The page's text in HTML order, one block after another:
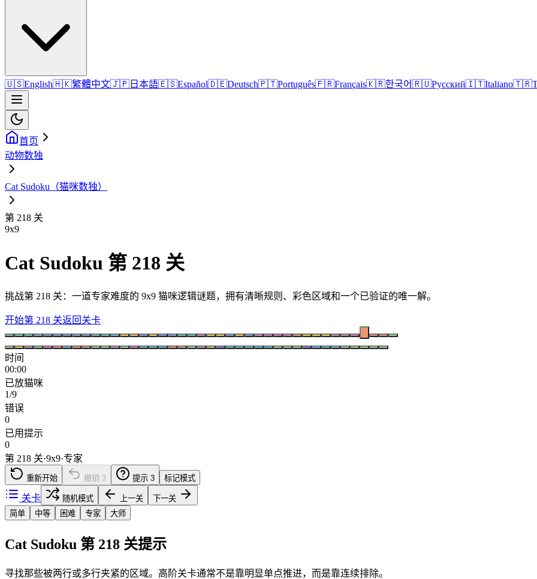
🇺🇸English🇭🇰繁體中文🇯🇵 日本語🇪🇸Español🇩🇪Deutsch🇵🇹Português🇫🇷Français🇰🇷한국어🇷🇺Русский🇮🇹Italiano🇹🇷
首页
动物数独
Cat Sudoku（猫咪数独）
第 218 关
9x9
Cat Sudoku 第 218 关
挑战第 218 关：一道专家难度的 9x9 猫咪逻辑谜题，拥有清晰规则、彩色区域和一个已验证的唯一解。
开始第 218 关返回关卡
时间
00:00
已放猫咪
1/9
错误
0
已用提示
0
第 218 关·9x9·专家
重新开始 撤销 3 提示 3 标记模式
关卡 随机模式 上一关
下一关
简单
中等 困难 专家 大师
Cat Sudoku 第 218 关提示
寻找那些被两行或多行夹紧的区域。高阶关卡通常不是靠明显单点推进，而是靠连续排除。